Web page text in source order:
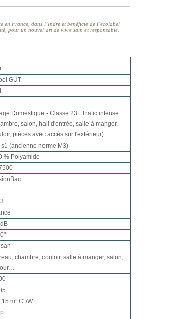
en France, dans l’Indre et bénéficie de l’écolabel
pour un nouvel art de vivre sain et responsable.
GUT
Domestique - Classe 23 : Trafic intense
salon, hall d'entrée, salle à manger,
pièces avec accès sur l'extérieur)
(ancienne norme M3)
% Polyamide
chambre, couloir, salle à manger, salon,
m² C°/W